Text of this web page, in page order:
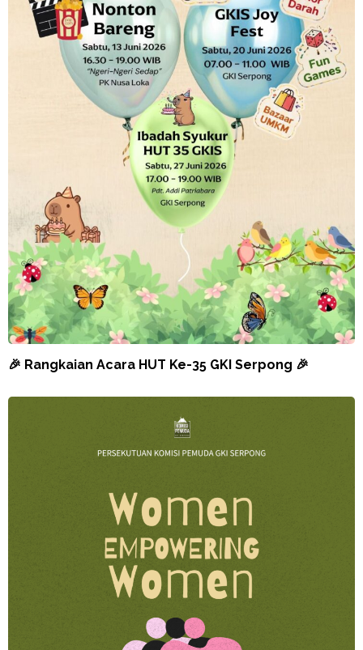
🎉 Rangkaian Acara HUT Ke-35 GKI Serpong 🎉